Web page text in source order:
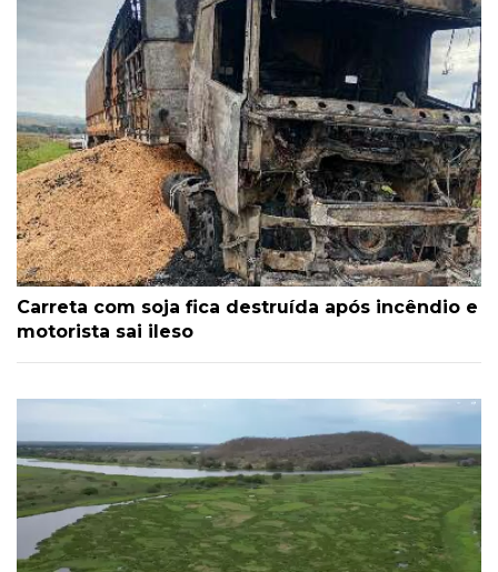
Carreta com soja fica destruída após incêndio e
motorista sai ileso